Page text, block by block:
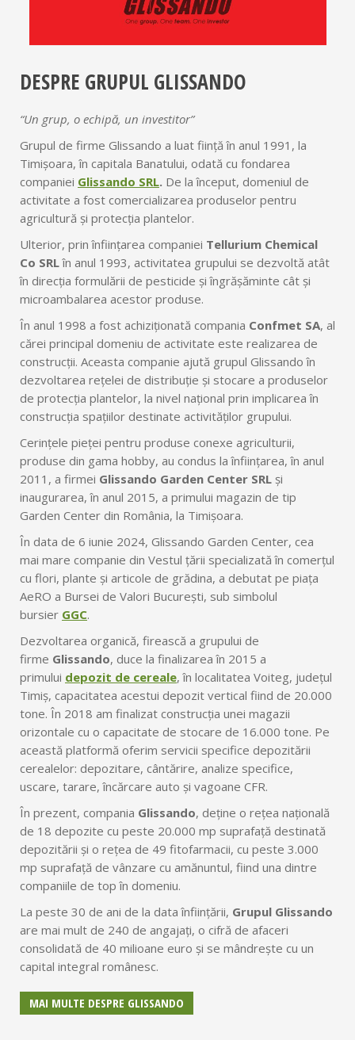
DESPRE GRUPUL GLISSANDO
“Un grup, o echipă, un investitor”
Grupul de firme Glissando a luat ființă în anul 1991, la
Timișoara, în capitala Banatului, odată cu fondarea
companiei Glissando SRL. De la început, domeniul de
activitate a fost comercializarea produselor pentru
agricultură și protecția plantelor.
Ulterior, prin înființarea companiei Tellurium Chemical
Co SRLîn anul 1993, activitatea grupului se dezvoltă atât
în direcția formulării de pesticide și îngrășăminte cât și
microambalarea acestor produse.
În anul 1998 a fost achiziționată compania Confmet SA, al
cărei principal domeniu de activitate este realizarea de
construcții. Aceasta companie ajută grupul Glissando în
dezvoltarea rețelei de distribuție și stocare a produselor
de protecția plantelor, la nivel național prin implicarea în
construcția spațiilor destinate activităților grupului.
Cerințele pieței pentru produse conexe agriculturii,
produse din gama hobby, au condus la înființarea, în anul
2011, a firmei Glissando Garden Center SRL și
inaugurarea, în anul 2015, a primului magazin de tip
Garden Center din România, la Timișoara.
În data de 6 iunie 2024, Glissando Garden Center, cea
mai mare companie din Vestul țării specializată în comerțul
cu flori, plante și articole de grădina, a debutat pe piața
AeRO a Bursei de Valori București, sub simbolul
bursier GGC.
Dezvoltarea organică, firească a grupului de
firme Glissando, duce la finalizarea în 2015 a
primului depozit de cereale, în localitatea Voiteg, județul
Timiș, capacitatea acestui depozit vertical fiind de 20.000
tone. În 2018 am finalizat construcția unei magazii
orizontale cu o capacitate de stocare de 16.000 tone. Pe
această platformă oferim servicii specifice depozitării
cerealelor: depozitare, cântărire, analize specifice,
uscare, tarare, încărcare auto și vagoane CFR.
În prezent, compania Glissando, deține o rețea națională
de 18 depozite cu peste 20.000 mp suprafață destinată
depozitării și o rețea de 49 fitofarmacii, cu peste 3.000
mp suprafață de vânzare cu amănuntul, fiind una dintre
companiile de top în domeniu.
La peste 30 de ani de la data înființării, Grupul Glissando
are mai mult de 240 de angajați, o cifră de afaceri
consolidată de 40 milioane euro și se mândrește cu un
capital integral românesc.
MAI MULTE DESPRE GLISSANDO